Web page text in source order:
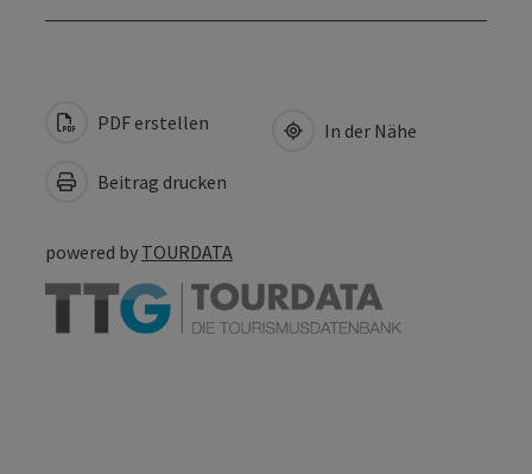
PDF erstellen
Beitrag drucken
In der Nähe
powered by TOURDATA